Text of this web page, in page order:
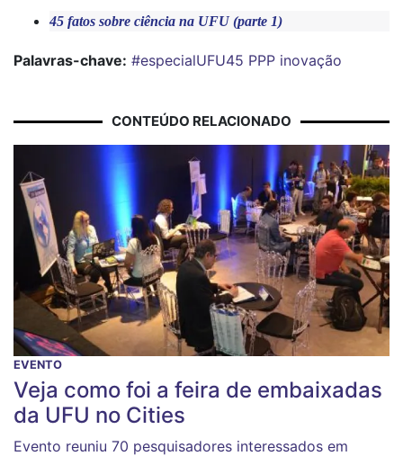
45 fatos sobre ciência na UFU (parte 1)
Palavras-chave: #especialUFU45 PPP inovação
CONTEÚDO RELACIONADO
EVENTO
Veja como foi a feira de embaixadas
da UFU no Cities
Evento reuniu 70 pesquisadores interessados em